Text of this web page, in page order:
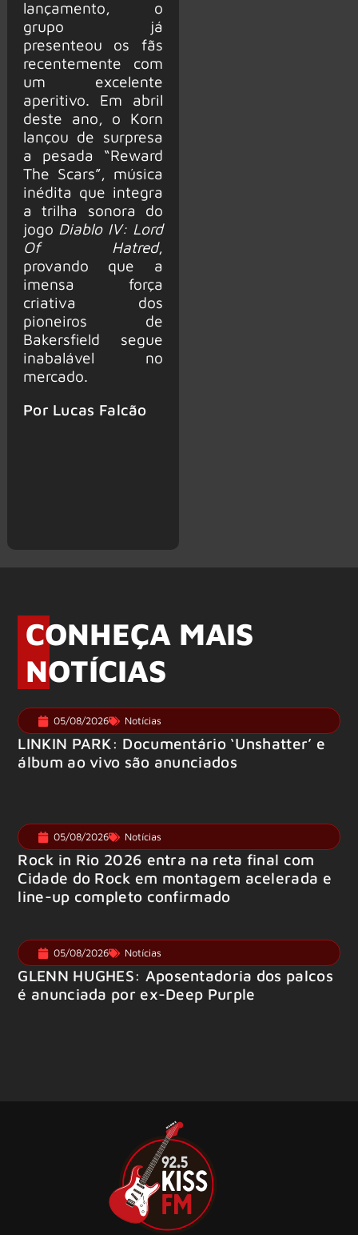
lançamento, o
grupo já
presenteou os fãs
recentemente com
um excelente
aperitivo. Em abril
deste ano, o Korn
lançou de surpresa
a pesada “Reward
The Scars”, música
inédita que integra
a trilha sonora do
jogo Diablo IV: Lord
Of Hatred,
provando que a
imensa força
criativa dos
pioneiros de
Bakersfield segue
inabalável no
mercado.
Por Lucas Falcão
CONHEÇA MAIS
NOTÍCIAS
05/08/2026 Notícias
LINKIN PARK: Documentário ‘Unshatter’ e
álbum ao vivo são anunciados
05/08/2026 Notícias
Rock in Rio 2026 entra na reta final com
Cidade do Rock em montagem acelerada e
line-up completo confirmado
05/08/2026 Notícias
GLENN HUGHES: Aposentadoria dos palcos
é anunciada por ex-Deep Purple